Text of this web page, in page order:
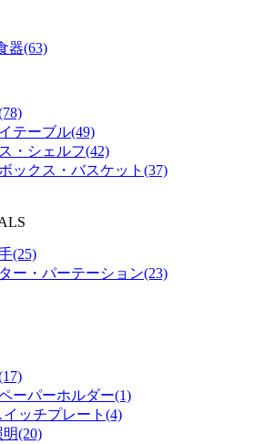
器(63)
テーブル(49)
・シェルフ(42)
ックス・バスケット(37)
(25)
ー・パーテーション(23)
ーパーホルダー(1)
ッチプレート(4)
(20)